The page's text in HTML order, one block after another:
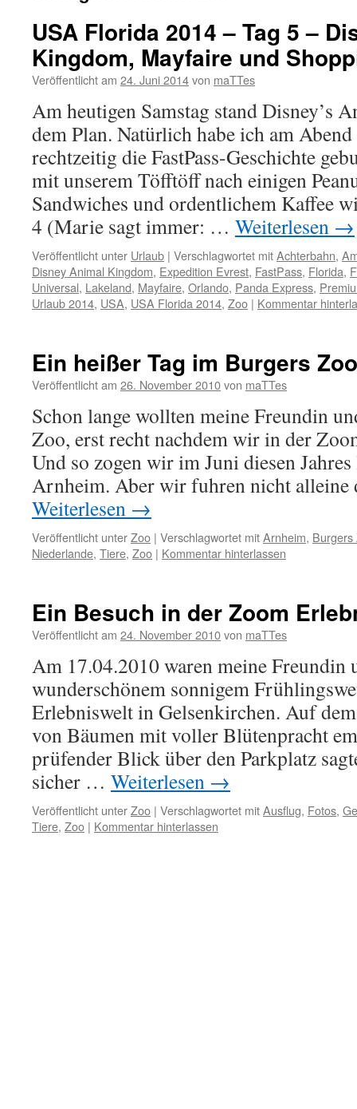
USA Florida 2014 – Tag 5 –
Kingdom, Mayfaire und
Veröffentlicht am 24. Juni 2014von maTTes
Am heutigen Samstag stand Disney’s
dem Plan. Natürlich habe ich am
rechtzeitig die FastPass-Geschichte
mit unserem Töfftöff nach einigen
Sandwiches und ordentlichem Kaffee
4 (Marie sagt immer: … Weiterlesen →
Veröffentlicht unter Urlaub | Verschlagwortet mitAchterbahn,
Disney Animal Kingdom, Expedition Evrest, FastPass, Florida,
Universal, Lakeland, Mayfaire, Orlando, Panda Express,
Urlaub 2014, USA, USA Florida 2014, Zoo | Kommentar
Ein heißer Tag im Burgers Zoo
Veröffentlicht am 26. November 2010von maTTes
Schon lange wollten meine Freundin
Zoo, erst recht nachdem wir in der
Und so zogen wir im Juni diesen
Arnheim. Aber wir fuhren nicht
Weiterlesen →
Veröffentlicht unterZoo | Verschlagwortet mitArnheim, Burgers
Niederlande, Tiere, Zoo | Kommentar hinterlassen
Ein Besuch in der Zoom
Veröffentlicht am 24. November 2010von maTTes
Am 17.04.2010 waren meine Freundin
wunderschönem sonnigem
Erlebniswelt in Gelsenkirchen. Auf
von Bäumen mit voller Blütenpracht
prüfender Blick über den Parkplatz
sicher … Weiterlesen →
Veröffentlicht unterZoo | Verschlagwortet mitAusflug, Fotos,
Tiere, Zoo | Kommentar hinterlassen